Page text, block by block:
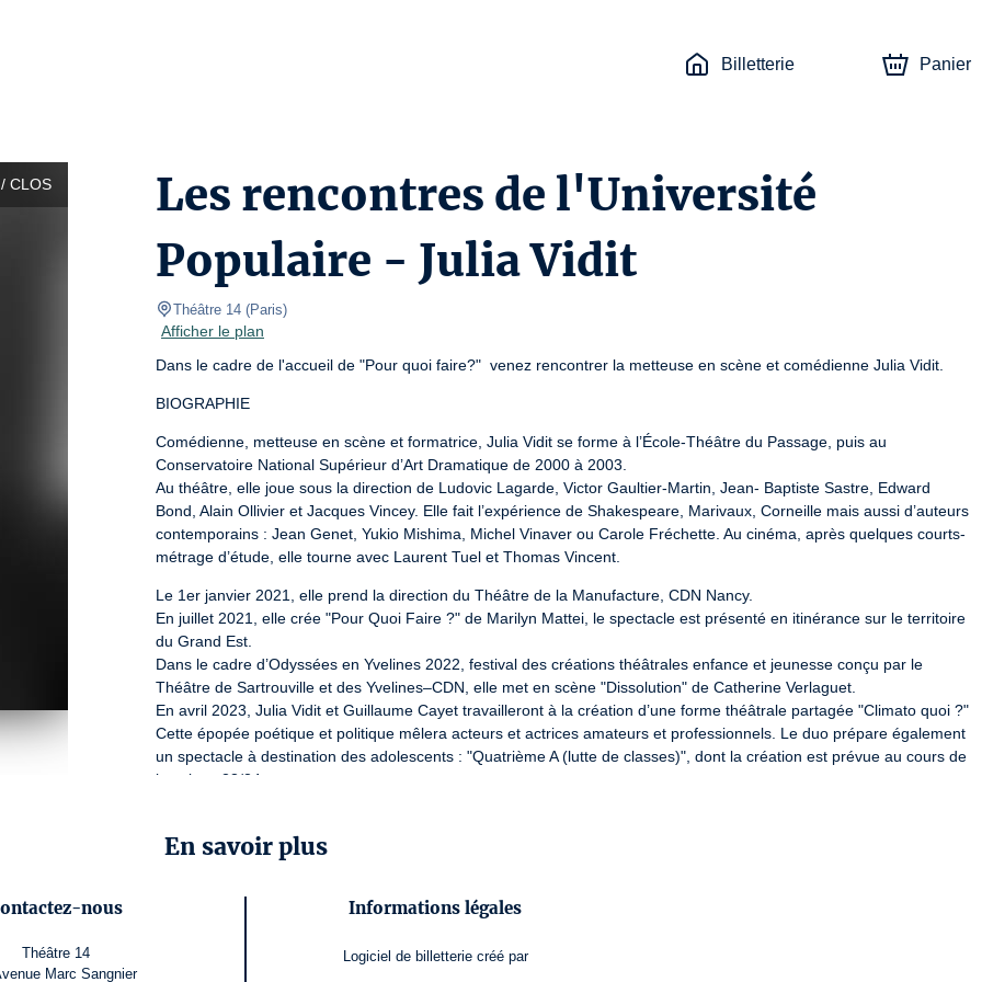
Billetterie Panier
CLOS
Les rencontres de l'Université
Populaire - Julia Vidit
Théâtre 14 (Paris)
Afficher le plan
Dans le cadre de l'accueil de "Pour quoi faire?"  venez rencontrer la metteuse en scène et comédienne Julia Vidit.
BIOGRAPHIE
Comédienne, metteuse en scène et formatrice, Julia Vidit se forme à l’École-Théâtre du Passage, puis au
Conservatoire National Supérieur d’Art Dramatique de 2000 à 2003.
Au théâtre, elle joue sous la direction de Ludovic Lagarde, Victor Gaultier-Martin, Jean- Baptiste Sastre, Edward
Bond, Alain Ollivier et Jacques Vincey. Elle fait l’expérience de Shakespeare, Marivaux, Corneille mais aussi d’auteurs
contemporains : Jean Genet, Yukio Mishima, Michel Vinaver ou Carole Fréchette. Au cinéma, après quelques courts-
métrage d’étude, elle tourne avec Laurent Tuel et Thomas Vincent.
Le 1er janvier 2021, elle prend la direction du Théâtre de la Manufacture, CDN Nancy.
En juillet 2021, elle crée "Pour Quoi Faire ?" de Marilyn Mattei, le spectacle est présenté en itinérance sur le territoire
du Grand Est.
Dans le cadre d’Odyssées en Yvelines 2022, festival des créations théâtrales enfance et jeunesse conçu par le
Théâtre de Sartrouville et des Yvelines–CDN, elle met en scène "Dissolution" de Catherine Verlaguet.
En avril 2023, Julia Vidit et Guillaume Cayet travailleront à la création d’une forme théâtrale partagée "Climato quoi ?"
Cette épopée poétique et politique mêlera acteurs et actrices amateurs et professionnels. Le duo prépare également
un spectacle à destination des adolescents : "Quatrième A (lutte de classes)", dont la création est prévue au cours de
la saison 23/24.
et en live sur Facebook et sur le site
Numéro de licence : 1-1058073 / 2 - 002972 / 3-1058075
En savoir plus
nous
Théâtre 14
Marc Sangnier
Informations légales
Logiciel de billetterie créé par